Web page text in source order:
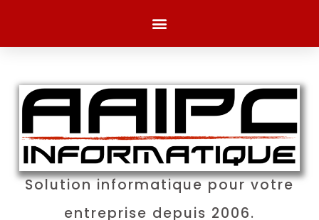
Solution informatique pour votre
entreprise depuis 2006.